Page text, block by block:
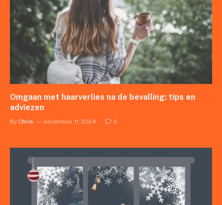
Omgaan met haarverlies na de bevalling: tips en
adviezen
By Chris november 11, 2024 0